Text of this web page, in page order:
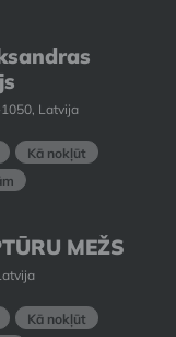
Latvija
Kā nokļūt
MEŽS
Kā nokļūt